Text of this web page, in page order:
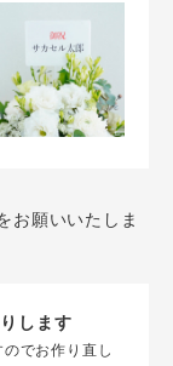
お願いいたしま
します
でお作り直し